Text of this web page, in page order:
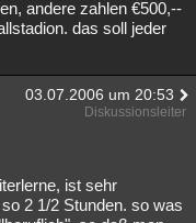
andere zahlen €500,--
das soll jeder
03.07.2006 um 20:53
Diskussionsleiter
ist sehr
2 1/2 Stunden. so was